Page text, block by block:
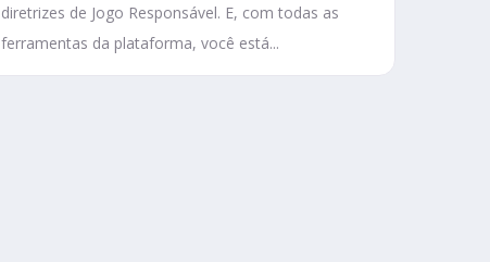
diretrizes de Jogo Responsável. E, com todas as
ferramentas da plataforma, você está...